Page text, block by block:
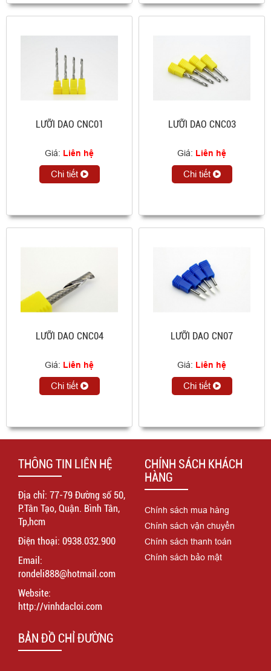
LƯỠI DAO CNC01
Giá: Liên hệ
Chi tiết
LƯỠI DAO CNC03
Giá: Liên hệ
Chi tiết
LƯỠI DAO CNC04
Giá: Liên hệ
Chi tiết
LƯỠI DAO CN07
Giá: Liên hệ
Chi tiết
THÔNG TIN LIÊN HỆ
Địa chỉ: 77-79 Đường số 50,
P.Tân Tạo, Quận. Bình Tân,
Tp,hcm
Điện thoại: 0938.032.900
Email:
rondeli888@hotmail.com
Website:
http://vinhdacloi.com
CHÍNH SÁCH KHÁCH
HÀNG
Chính sách mua hàng
Chính sách vận chuyển
Chính sách thanh toán
Chính sách bảo mật
BẢN ĐỒ CHỈ ĐƯỜNG